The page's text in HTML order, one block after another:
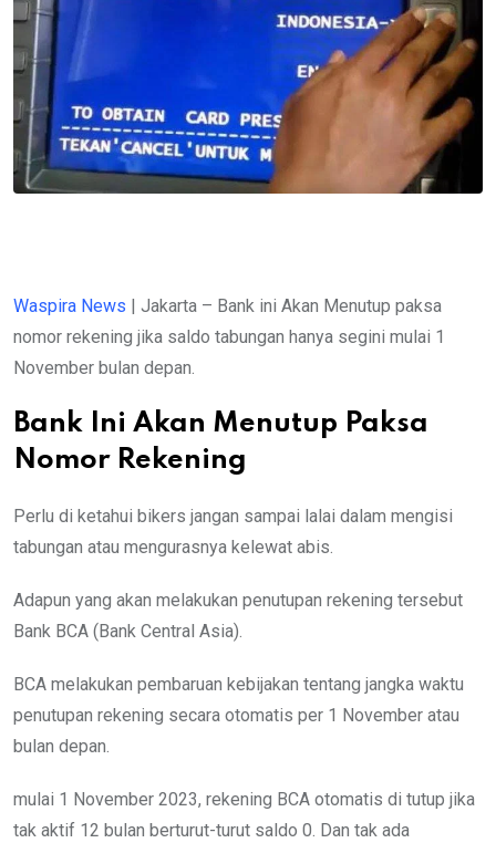
Waspira News | Jakarta – Bank ini Akan Menutup paksa
nomor rekening jika saldo tabungan hanya segini mulai 1
November bulan depan.
Bank Ini Akan Menutup Paksa
Nomor Rekening
Perlu di ketahui bikers jangan sampai lalai dalam mengisi
tabungan atau mengurasnya kelewat abis.
Adapun yang akan melakukan penutupan rekening tersebut
Bank BCA (Bank Central Asia).
BCA melakukan pembaruan kebijakan tentang jangka waktu
penutupan rekening secara otomatis per 1 November atau
bulan depan.
mulai 1 November 2023, rekening BCA otomatis di tutup jika
tak aktif 12 bulan berturut-turut saldo 0. Dan tak ada